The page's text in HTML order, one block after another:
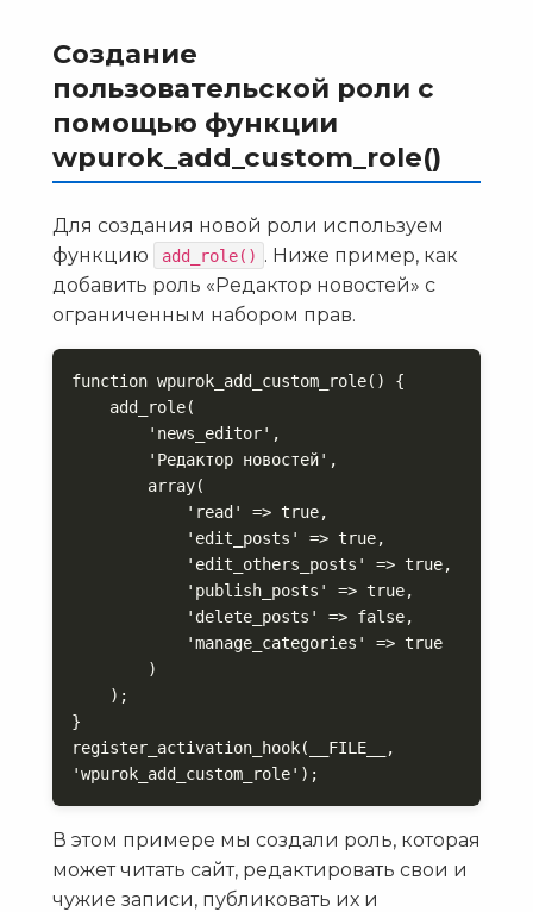
Создание
пользовательской роли с
помощью функции
wpurok_add_custom_role()
Для создания новой роли используем
функцию
add_role() . Ниже пример, как
добавить роль «Редактор новостей» с
ограниченным набором прав.
function wpurok_add_custom_role() {
}
register_activation_hook(__FILE__,
'wpurok_add_custom_role');
В этом примере мы создали роль, которая
может читать сайт, редактировать свои и
чужие записи, публиковать их и